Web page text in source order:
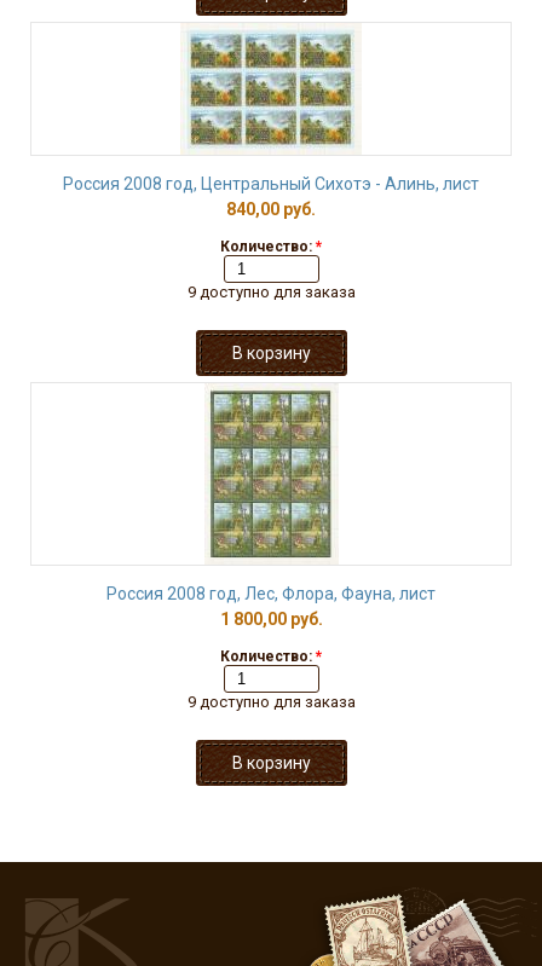
Россия 2008 год, Центральный Сихотэ - Алинь, лист
840,00 руб.
Количество: *
9 доступно для заказа
Россия 2008 год, Лес, Флора, Фауна, лист
1 800,00 руб.
Количество: *
9 доступно для заказа